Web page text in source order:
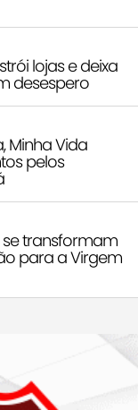
lojas e deixa
desespero
Minha Vida
pelos
transformam
para a Virgem